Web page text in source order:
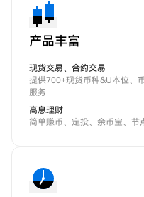
产品丰富
现货交易、合约交易
提供700+现货币种&U本位、
服务
高息理财
简单赚币、定投、余币宝、节